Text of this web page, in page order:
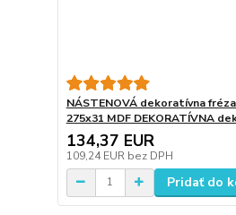
NÁSTENOVÁ dekoratívna
275x31 MDF DEKORATÍVNA
134,37 EUR
109,24 EUR bez DPH
Pridať do